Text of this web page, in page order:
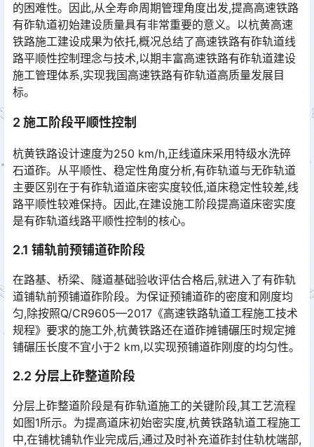
的困难性。因此,从全寿命周期管理角度出发,提高高速铁路
有砟轨道初始建设质量具有非常重要的意义。以杭黄高速
铁路施工建设成果为依托,概况总结了高速铁路有砟轨道线
路平顺性控制理念与技术,以期丰富高速铁路有砟轨道建设
施工管理体系,实现我国高速铁路有砟轨道高质量发展目
标。󠅅󠅃󠄵󠅂󠄪󠇖󠆨󠆨󠇕󠆞󠆒󠅬󠇘󠆭󠆘󠇙󠆝󠅵󠇗󠆭󠆁󠄐󠇗󠅹󠅸󠇖󠆍󠅳󠇖󠅹󠅰󠇖󠆌󠅹
2 施工阶段平顺性控制
杭黄铁路设计速度为250 km/h,正线道床采用特级水洗碎
石道砟。从平顺性、稳定性角度分析,有砟轨道与无砟轨道
主要区别在于有砟轨道道床密实度较低,道床稳定性较差,线
路平顺性较难保持。因此,在建设施工阶段提高道床密实度
是有砟轨道线路平顺性控制的核心。󠅅󠅃󠄵󠅂󠄪󠇖󠆨󠆨󠇕󠆞󠆒󠅬󠇘󠆭󠆘󠇙󠆝󠅵󠇗󠆭󠆁󠄐󠇗󠅹󠅸󠇖󠆍󠅳󠇖󠅹󠅰󠇖󠆌󠅹
2.1 铺轨前预铺道砟阶段
在路基、桥梁、隧道基础验收评估合格后,就进入了有砟轨
道铺轨前预铺道砟阶段。为保证预铺道砟的密度和刚度均
匀,除按照Q/CR9605—2017《高速铁路轨道工程施工技术
规程》要求的施工外,杭黄铁路还在道砟摊铺碾压时规定摊
铺碾压长度不宜小于2 km,以实现预铺道砟刚度的均匀性。󠅅󠅃󠄵󠅂󠄪󠇖󠆨󠆨󠇕󠆞󠆒󠅬󠇘󠆭󠆘󠇙󠆝󠅵󠇗󠆭󠆁󠄐󠇗󠅹󠅸󠇖󠆍󠅳󠇖󠅹󠅰󠇖󠆌󠅹
2.2 分层上砟整道阶段
分层上砟整道阶段是有砟轨道施工的关键阶段,其工艺流程
如图1所示。为提高道床初始密实度,杭黄铁路轨道工程施工
中,在铺枕铺轨作业完成后,通过及时补充道砟封住轨枕端部,